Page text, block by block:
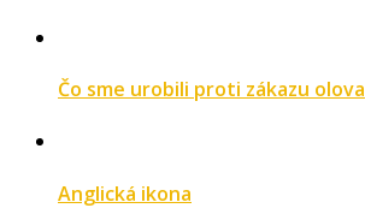
Čo sme urobili proti zákazu olova
Anglická ikona